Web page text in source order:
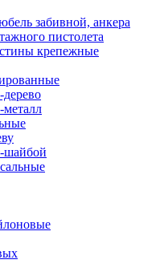
забивной, анкера
пистолета
крепежные
шайбой